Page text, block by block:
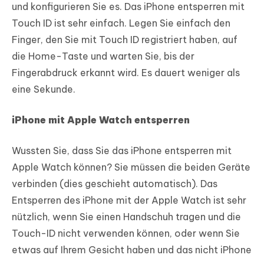
und konfigurieren Sie es. Das iPhone entsperren mit
Touch ID ist sehr einfach. Legen Sie einfach den
Finger, den Sie mit Touch ID registriert haben, auf
die Home-Taste und warten Sie, bis der
Fingerabdruck erkannt wird. Es dauert weniger als
eine Sekunde.
iPhone mit Apple Watch entsperren
Wussten Sie, dass Sie das iPhone entsperren mit
Apple Watch können? Sie müssen die beiden Geräte
verbinden (dies geschieht automatisch). Das
Entsperren des iPhone mit der Apple Watch ist sehr
nützlich, wenn Sie einen Handschuh tragen und die
Touch-ID nicht verwenden können, oder wenn Sie
etwas auf Ihrem Gesicht haben und das nicht iPhone